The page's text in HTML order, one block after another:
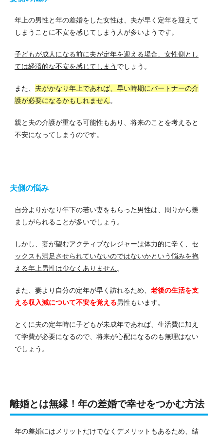
年上の男性と年の差婚をした女性は、夫が早く定年を迎えて
しまうことに不安を感じてしまう人が多いようです。
子どもが成人になる前に夫が定年を迎える場合、女性側とし
ては経済的な不安を感じてしまう でしょう。
また、 夫がかなり年上であれば、早い時期にパートナーの介
護が必要になるかもしれません。
親と夫の介護が重なる可能性もあり、将来のことを考えると
不安になってしまうのです。
夫側の悩み
自分よりかなり年下の若い妻をもらった男性は、周りから羨
ましがられることが多いでしょう。
しかし、妻が望むアクティブなレジャーは体力的に辛く、 セ
ックスも満足させられていないのではないかという悩みを抱
える年上男性は少なくありません。
また、妻より自分の定年が早く訪れるため、 老後の生活を支
える収入減について不安を覚える男性もいます。
とくに夫の定年時に子どもが未成年であれば、生活費に加え
て学費が必要になるので、将来が心配になるのも無理はない
でしょう。
離婚とは無縁！年の差婚で幸せをつかむ方法
年の差婚にはメリットだけでなくデメリットもあるため、結